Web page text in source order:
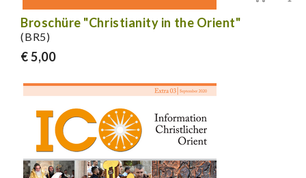
Broschüre "Christianity in the Orient"
(BR5)
€ 5,00